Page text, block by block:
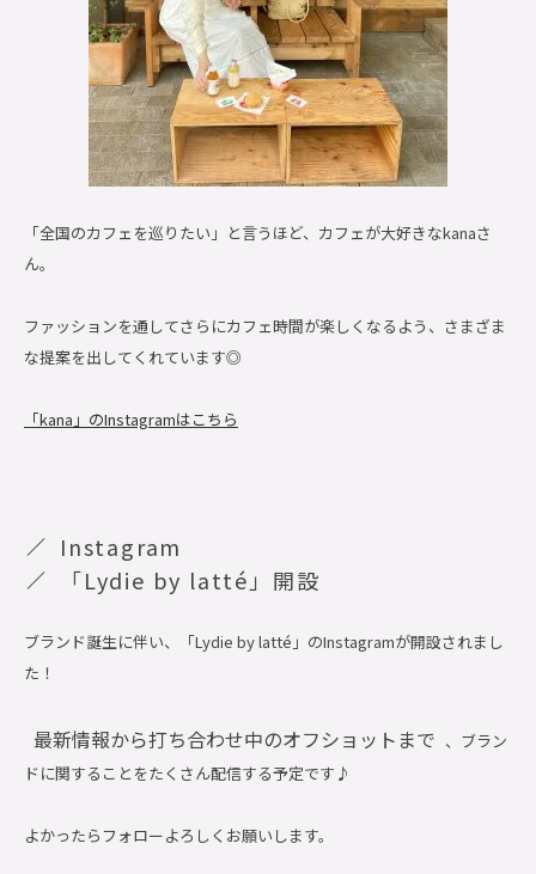
「全国のカフェを巡りたい」と言うほど、カフェが大好きなkanaさ
ん。
ファッションを通してさらにカフェ時間が楽しくなるよう、さまざま
な提案を出してくれています◎
「kana」のInstagramはこちら
Instagram
「Lydie by latté」開設
ブランド誕生に伴い、「Lydie by latté 」のInstagramが開設されまし
た！
最新情報から打ち合わせ中のオフショットまで 、ブラン
ドに関することをたくさん配信する予定です♪
よかったらフォローよろしくお願いします。